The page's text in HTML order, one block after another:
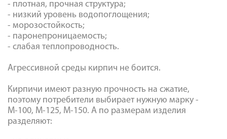
- плотная, прочная структура;
- низкий уровень водопоглощения;
- морозостойкость;
- паронепроницаемость;
- слабая теплопроводность.
Агрессивной среды кирпич не боится.
Кирпичи имеют разную прочность на сжатие,
поэтому потребители выбирает нужную марку -
М-100, М-125, М-150. А по размерам изделия
разделяют: